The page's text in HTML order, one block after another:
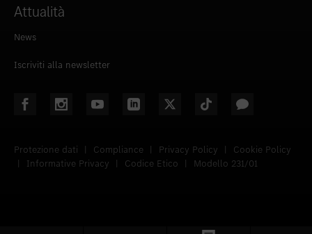
Attualità
News
Iscriviti alla newsletter
Protezione dati | Compliance | Privacy Policy |
Cookie Policy
|
Informative Privacy | Codice Etico | Modello 231/01